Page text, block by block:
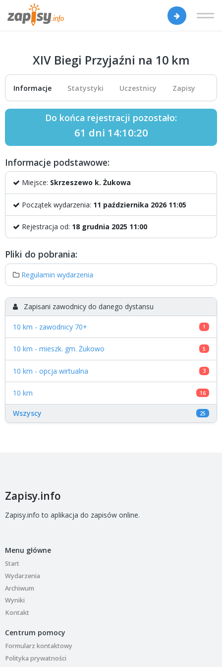
XIV Biegi Przyjaźni na 10 km
Informacje Statystyki Uczestnicy Zapisy
Do końca rejestracji pozostało:
61 dni 14:10:20
Informacje podstawowe:
Miejsce: Skrzeszewo k. Żukowa
Początek wydarzenia: 11 października 2026 11:05
Rejestracja od: 18 grudnia 2025 11:00
Pliki do pobrania:
Regulamin wydarzenia
Zapisani zawodnicy do danego dystansu
10 km - zawodnicy 70+ 1
10 km - mieszk. gm. Żukowo 5
10 km - opcja wirtualna 3
10 km 16
Wszyscy 25
Zapisy.info
Zapisy.info to aplikacja do zapisów online.
Menu główne
Start
Wydarzenia
Archiwum
Wyniki
Kontakt
Centrum pomocy
Formularz kontaktowy
Polityka prywatności